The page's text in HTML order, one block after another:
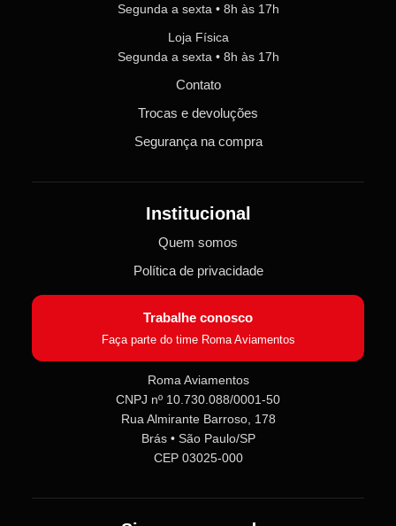
Roma Aviamentos
Aviamentos!
Fale com a gente pelo SAC para tirar
Segunda a sexta • 8h às 17h
Loja Física
Segunda a sexta • 8h às 17h
Contato
Trocas e devoluções
Segurança na compra
Institucional
Quem somos
Política de privacidade
Trabalhe conosco
Faça parte do time Roma Aviamentos
Roma Aviamentos
CNPJ nº 10.730.088/0001-50
Rua Almirante Barroso, 178
Brás • São Paulo/SP
CEP 03025-000